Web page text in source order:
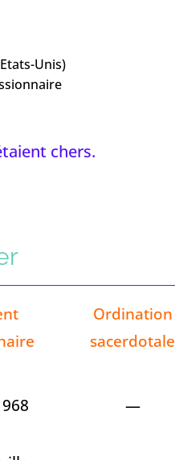
Unis)
chers.
Ordination
sacerdotale
—